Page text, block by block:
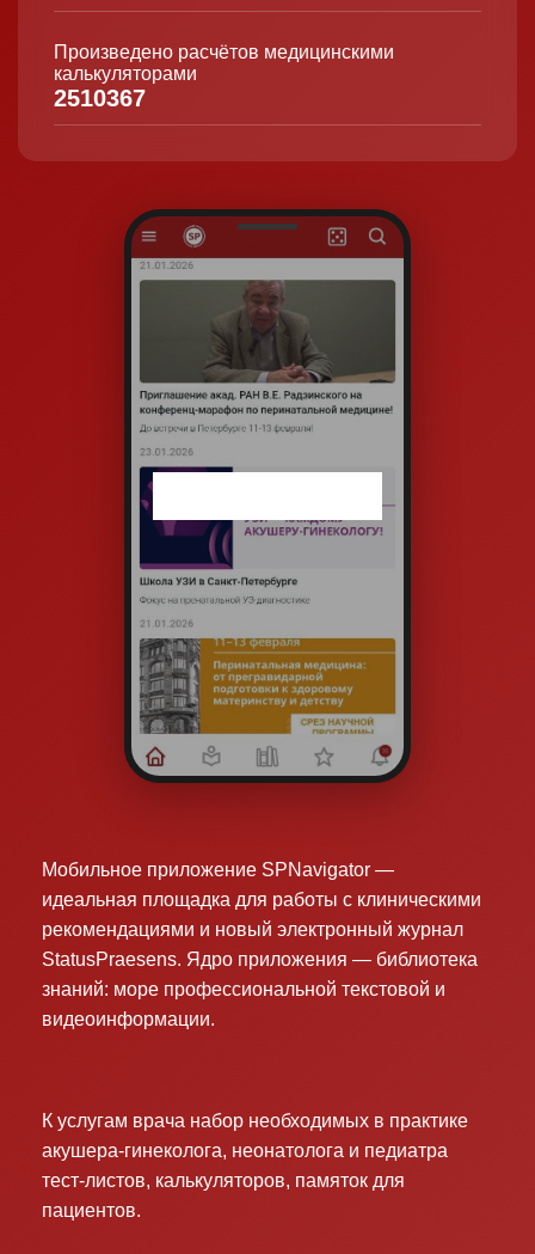
Произведено расчётов медицинскими
калькуляторами
2510367
Мобильное приложение SPNavigator —
идеальная площадка для работы с клиническими
рекомендациями и новый электронный журнал
StatusPraesens. Ядро приложения — библиотека
знаний: море профессиональной текстовой и
видеоинформации.
К услугам врача набор необходимых в практике
акушера-гинеколога, неонатолога и педиатра
тест-листов, калькуляторов, памяток для
пациентов.